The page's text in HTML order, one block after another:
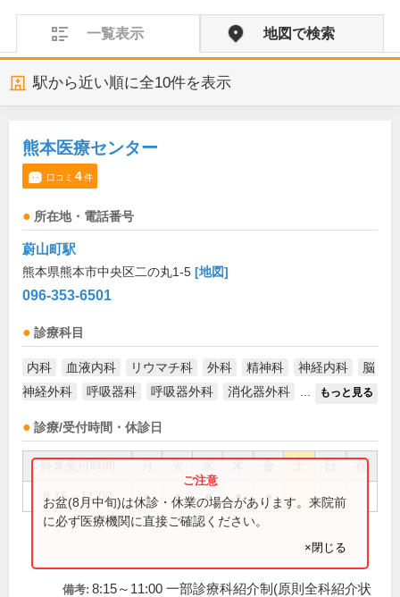
一覧表示 地図で検索
駅から近い順に全10件を表示
熊本医療センター
口コミ 4件
所在地・電話番号
蔚山町駅
熊本県熊本市中央区二の丸1-5 [地図]
096-353-6501
診療科目
内科 血液内科 リウマチ科 外科 精神科 神経内科
脳
神経外科
呼吸器科 呼吸器外科 消化器外科 もっと見る
診療/受付時間・休診日
祝
8:15～11:00 ● ● ● ● ●
お盆(8月中旬)は休診・休業の場合があります。来院前
に必ず医療機関に直接ご確認ください。
×閉じる
備考: 8:15～11:00 一部診療科紹介制(原則全科紹介状